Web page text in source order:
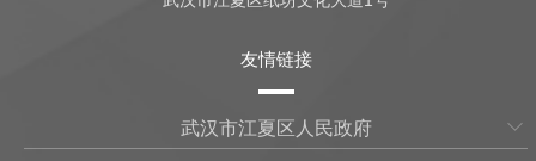
友情链接
武汉市江夏区人民政府